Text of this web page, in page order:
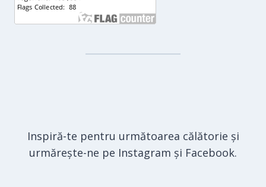
Inspiră-te pentru următoarea călătorie și
urmărește-ne pe Instagram și Facebook.